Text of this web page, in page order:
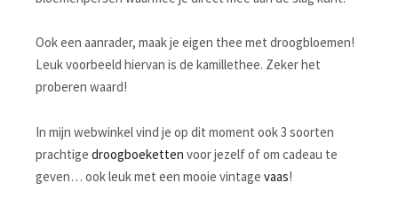
Ook een aanrader, maak je eigen thee met droogbloemen!
Leuk voorbeeld hiervan is de kamillethee. Zeker het
proberen waard!
In mijn webwinkel vind je op dit moment ook 3 soorten
prachtige droogboeketten voor jezelf of om cadeau te
geven… ook leuk met een mooie vintage vaas!